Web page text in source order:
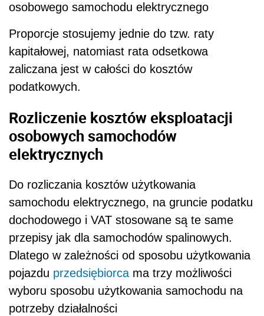
osobowego samochodu elektrycznego
Proporcje stosujemy jednie do tzw. raty
kapitałowej, natomiast rata odsetkowa
zaliczana jest w całości do kosztów
podatkowych.
Rozliczenie kosztów eksploatacji
osobowych samochodów
elektrycznych
Do rozliczania kosztów użytkowania
samochodu elektrycznego, na gruncie podatku
dochodowego i VAT stosowane są te same
przepisy jak dla samochodów spalinowych.
Dlatego w zależności od sposobu użytkowania
pojazdu przedsiębiorcama trzy możliwości
wyboru sposobu użytkowania samochodu na
potrzeby działalności